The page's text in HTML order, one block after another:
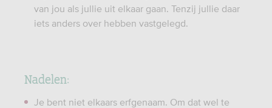
van jou als jullie uit elkaar gaan. Tenzij jullie daar
iets anders over hebben vastgelegd.
Nadelen:
Je bent niet elkaars erfgenaam. Om dat wel te